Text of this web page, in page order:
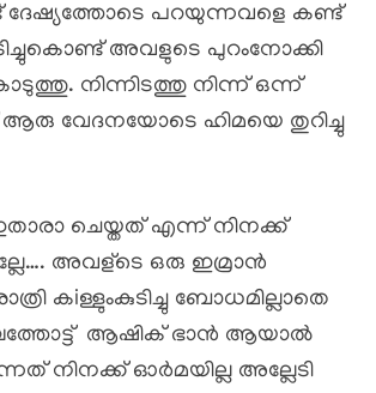
ദേഷ്യത്തോടെ പറയുന്നവളെ കണ്ട്
അവളുടെ പുറംനോക്കി
നിന്നിടത്തു നിന്ന് ഒന്ന്
ആരു വേദനയോടെ ഹിമയെ തുറിച്ചു
ഇതാരാ ചെയ്തത് എന്ന് നിനക്ക്
അവള്ടെ ഒരു ഇമ്രാൻ
കiള്ളുംകുടിച്ചു ബോധമില്ലാതെ
ആഷിക് ഭാൻ ആയാൽ
നിനക്ക് ഓർമയില്ല അല്ലേടി